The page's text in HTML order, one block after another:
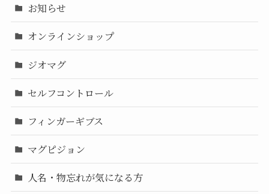
お知らせ
オンラインショップ
ジオマグ
セルフコントロール
フィンガーギブス
マグピジョン
人名・物忘れが気になる方